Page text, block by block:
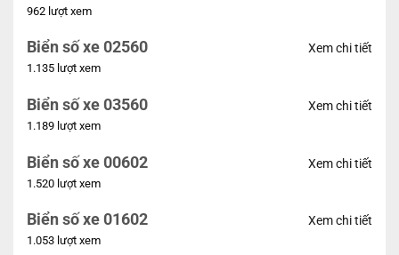
962 lượt xem
Biển số xe 02560
1.135 lượt xem
Xem chi tiết
Biển số xe 03560
1.189 lượt xem
Xem chi tiết
Biển số xe 00602
1.520 lượt xem
Xem chi tiết
Biển số xe 01602
1.053 lượt xem
Xem chi tiết